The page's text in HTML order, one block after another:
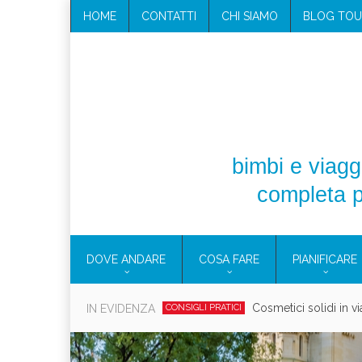
HOME CONTATTI CHI SIAMO BLOG
bimbi e
completa
DOVE ANDARE COSA FARE PIANIFICARE
IN EVIDENZA EOLIE Viaggi per donne 2026: vieni
CAMPEGGIO